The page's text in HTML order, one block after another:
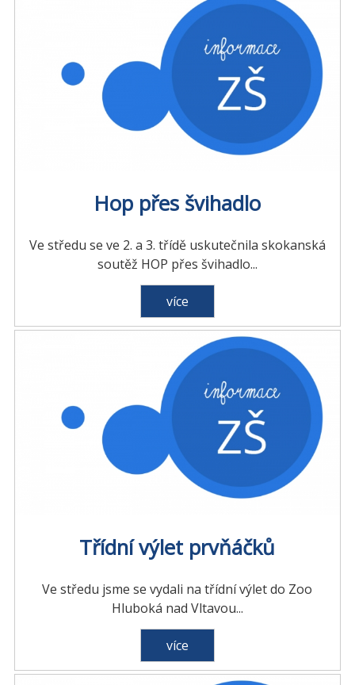
Hop přes švihadlo
Ve středu se ve 2. a 3. třídě uskutečnila skokanská
soutěž HOP přes švihadlo...
více
Třídní výlet prvňáčků
Ve středu jsme se vydali na třídní výlet do Zoo
Hluboká nad Vltavou...
více